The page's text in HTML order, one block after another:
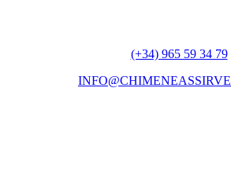
(+34) 965 59 34 79